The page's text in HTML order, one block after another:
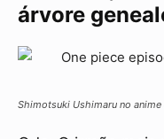
árvore
Shimotsuki Ushimaru no anime